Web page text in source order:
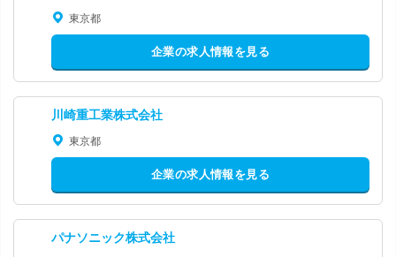
東京都
企業の求人情報を見る
川崎重工業株式会社
東京都
企業の求人情報を見る
パナソニック株式会社